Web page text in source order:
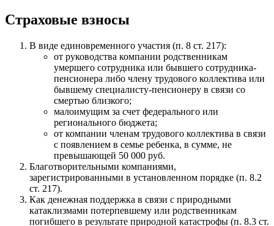
Страховые взносы
В виде единовременного участия (п. 8 ст. 217):
от руководства компании родственникам
умершего сотрудника или бывшего сотрудника-
пенсионера либо члену трудового коллектива или
бывшему специалисту-пенсионеру в связи со
смертью близкого;
малоимущим за счет федерального или
регионального бюджета;
от компании членам трудового коллектива в связи
с появлением в семье ребенка, в сумме, не
превышающей 50 000 руб.
Благотворительными компаниями,
зарегистрированными в установленном порядке (п. 8.2
ст. 217).
Как денежная поддержка в связи с природными
катаклизмами потерпевшему или родственникам
погибшего в результате природной катастрофы (п. 8.3 ст.